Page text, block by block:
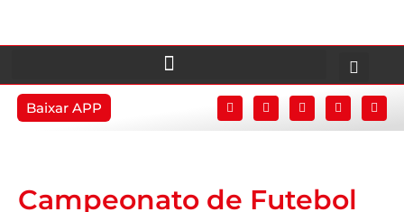
Baixar APP
Campeonato de Futebol